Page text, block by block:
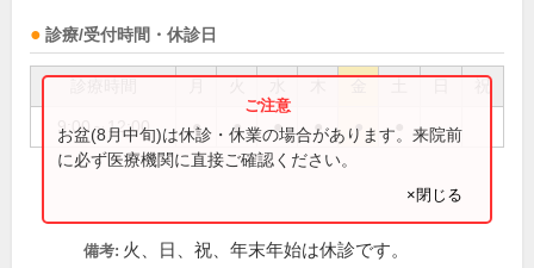
診療/受付時間・休診日
祝
9:00～12:00 ● ● ● ● ●
お盆(8月中旬)は休診・休業の場合があります。来院前
に必ず医療機関に直接ご確認ください。
×閉じる
備考: 火、日、祝、年末年始は休診です。